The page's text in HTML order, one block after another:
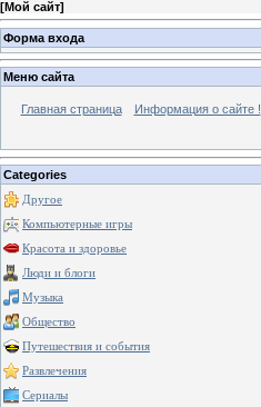
[Мой сайт]
Форма входа
Меню сайта
Главная страница Информация о сайте !
Categories
Другое
Компьютерные игры
Красота и здоровье
Люди и блоги
Музыка
Общество
Путешествия и события
Развлечения
Сериалы